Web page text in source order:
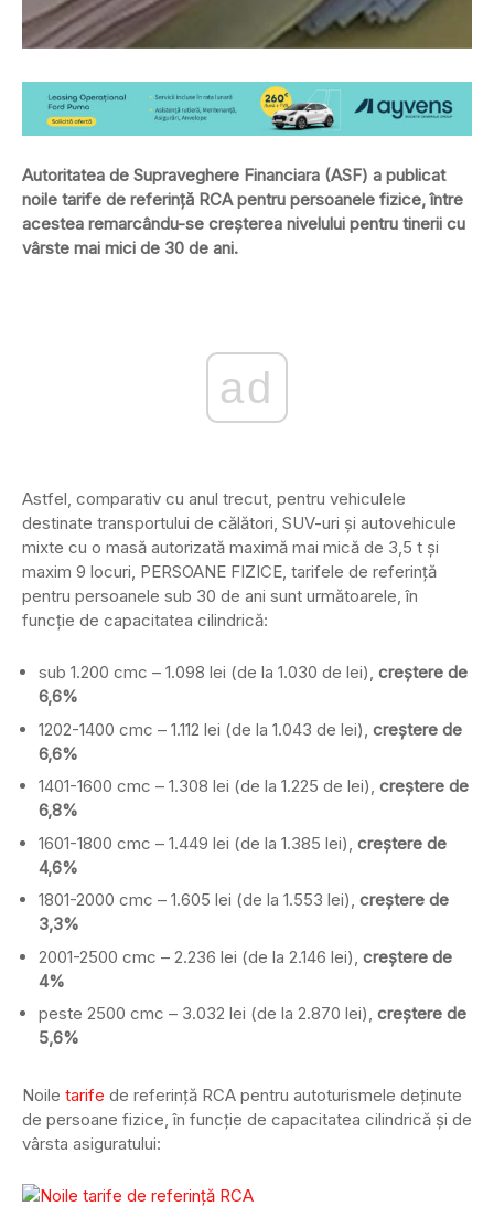
Autoritatea de Supraveghere Financiara (ASF) a publicat
noile tarife de referință RCA pentru persoanele fizice, între
acestea remarcându-se creșterea nivelului pentru tinerii cu
vârste mai mici de 30 de ani.
ad
Astfel, comparativ cu anul trecut, pentru vehiculele
destinate transportului de călători, SUV-uri și autovehicule
mixte cu o masă autorizată maximă mai mică de 3,5 t și
maxim 9 locuri, PERSOANE FIZICE, tarifele de referință
pentru persoanele sub 30 de ani sunt următoarele, în
funcție de capacitatea cilindrică:
sub 1.200 cmc – 1.098 lei (de la 1.030 de lei), creștere de
6,6%
1202-1400 cmc – 1.112 lei (de la 1.043 de lei), creștere de
6,6%
1401-1600 cmc – 1.308 lei (de la 1.225 de lei), creștere de
6,8%
1601-1800 cmc – 1.449 lei (de la 1.385 lei), creștere de
4,6%
1801-2000 cmc – 1.605 lei (de la 1.553 lei), creștere de
3,3%
2001-2500 cmc – 2.236 lei (de la 2.146 lei), creștere de
4%
peste 2500 cmc – 3.032 lei (de la 2.870 lei), creștere de
5,6%
Noile tarife de referință RCA pentru autoturismele deținute
de persoane fizice, în funcție de capacitatea cilindrică și de
vârsta asiguratului: